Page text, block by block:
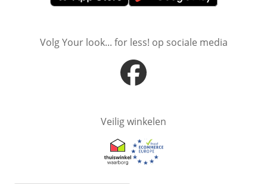
Opent in nieuw vensterOpent in nieuw venster
Volg Your look... for less! op sociale media
Opent in nieuw venster
Veilig winkelen
Opent in nieuw venster
Opent in nieuw venster